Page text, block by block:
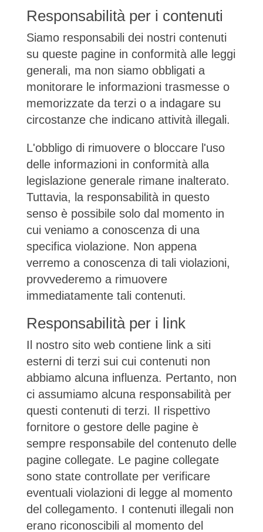
Responsabilità per i contenuti
Siamo responsabili dei nostri contenuti
su queste pagine in conformità alle leggi
generali, ma non siamo obbligati a
monitorare le informazioni trasmesse o
memorizzate da terzi o a indagare su
circostanze che indicano attività illegali.
L'obbligo di rimuovere o bloccare l'uso
delle informazioni in conformità alla
legislazione generale rimane inalterato.
Tuttavia, la responsabilità in questo
senso è possibile solo dal momento in
cui veniamo a conoscenza di una
specifica violazione. Non appena
verremo a conoscenza di tali violazioni,
provvederemo a rimuovere
immediatamente tali contenuti.
Responsabilità per i link
Il nostro sito web contiene link a siti
esterni di terzi sui cui contenuti non
abbiamo alcuna influenza. Pertanto, non
ci assumiamo alcuna responsabilità per
questi contenuti di terzi. Il rispettivo
fornitore o gestore delle pagine è
sempre responsabile del contenuto delle
pagine collegate. Le pagine collegate
sono state controllate per verificare
eventuali violazioni di legge al momento
del collegamento. I contenuti illegali non
erano riconoscibili al momento del